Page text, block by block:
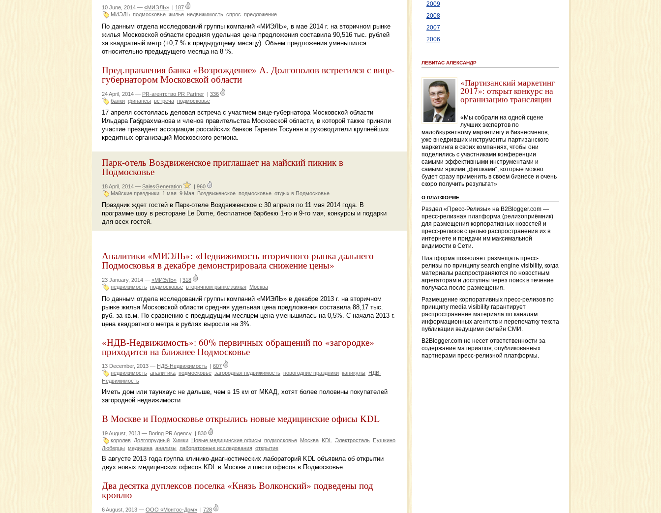
10 June, 2014 — «МИЭЛЬ»
187
МИЭЛЬ подмосковье жилье недвижимость спрос предложение
По данным отдела исследований группы компаний «МИЭЛЬ», в мае 2014 г. на вторичном рынке
жилья Московской области средняя удельная цена предложения составила 90,516 тыс. рублей
за квадратный метр (+0,7 % к предыдущему месяцу). Объем предложения уменьшился
относительно предыдущего месяца на 8 %.
Пред.правления банка «Возрождение» А. Долгополов встретился с вице-
губернатором Московской области
24 April, 2014 — PR-агентство PR Partner | 336
банки финансы встреча подмосковье
17 апреля состоялась деловая встреча с участием вице-губернатора Московской области
Ильдара Габдрахманова и членов правительства Московской области, в которой также приняли
участие президент ассоциации российских банков Гарегин Тосунян и руководители крупнейших
кредитных организаций Московского региона.
Парк-отель Воздвиженское приглашает на майский пикник в
Подмосковье
18 April, 2014 — SalesGeneration | 960
Майские праздники 1 мая 9 Мая Воздвиженское подмосковье отдых в Подмосковье
Праздник ждет гостей в Парк-отеле Воздвиженское с 30 апреля по 11 мая 2014 года. В
программе шоу в ресторане Le Dome, бесплатное барбекю 1-го и 9-го мая, конкурсы и подарки
для всех гостей.
Аналитики «МИЭЛЬ»: «Недвижимость вторичного рынка дальнего
Подмосковья в декабре демонстрировала снижение цены»
23 January, 2014 — «МИЭЛЬ»
318
недвижимость подмосковье вторичном рынке жилья Москва
По данным отдела исследований группы компаний «МИЭЛЬ» в декабре 2013 г. на вторичном
рынке жилья Московской области средняя удельная цена предложения составила 88,17 тыс.
руб. за кв.м. По сравнению с предыдущим месяцем цена уменьшилась на 0,5%. С начала 2013 г.
цена квадратного метра в рублях выросла на 3%.
«НДВ-Недвижимость»: 60% первичных обращений по «загородке»
приходится на ближнее Подмосковье
13 December, 2013 — НДВ-Недвижимость
607
недвижимость аналитика подмосковье загородная недвижимость новогодние праздники каникулы
НДВ-
Недвижимость
Иметь дом или таунхаус не дальше, чем в 15 км от МКАД, хотят более половины покупателей
загородной недвижимости
В Москве и Подмосковье открылись новые медицинские офисы KDL
19 August, 2013 — Boring PR Agency | 830
королев Долгопрудный Химки Новые медицинские офисы подмосковье Москва KDL Электросталь Пушкино
Люберцы медицина анализы лабораторные исследования открытие
В августе 2013 года группа клинико-диагностических лабораторий KDL объявила об открытии
двух новых медицинских офисов KDL в Москве и шести офисов в Подмосковье.
Два десятка дуплексов поселка «Князь Волконский» подведены под
кровлю
6 August, 2013 — ООО «Монтос-Дом» | 728
2009
2008
2007
2006
ЛЕВИТАС АЛЕКСАНДР
«Партизанский маркетинг
2017»: открыт конкурс на
организацию трансляции
«Мы собрали на одной сцене
лучших экспертов по
малобюджетному маркетингу и бизнесменов,
уже внедривших инструменты партизанского
маркетинга в своих компаниях, чтобы они
поделились с участниками конференции
самыми эффективными инструментами и
самыми яркими „фишками“, которые можно
будет сразу применить в своем бизнесе и очень
скоро получить результат»
О ПЛАТФОРМЕ
Раздел «Пресс-Релизы» на B2Blogger.com —
пресс-релизная платформа (релизоприёмник)
для размещения корпоративных новостей и
пресс-релизов с целью распространения их в
интернете и придачи им максимальной
видимости в Сети.
Платформа позволяет размещать пресс-
релизы по принципу search engine visibility, когда
материалы распространяются по новостным
агрегаторам и доступны через поиск в течение
получаса после размещения.
Размещение корпоративных пресс-релизов по
принципу media visibility гарантирует
распространение материала по каналам
информационных агентств и перепечатку текста
публикации ведущими онлайн СМИ.
B2Blogger.com не несет ответственности за
содержание материалов, опубликованных
партнерами пресс-релизной платформы.